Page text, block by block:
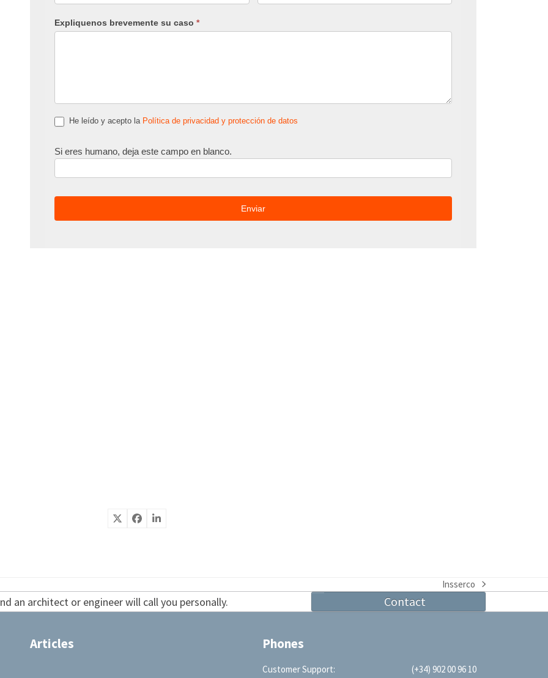
Expliquenos brevemente su caso *
He leído y acepto la Política de privacidad y protección de datos
Si eres humano, deja este campo en blanco.
next
Insserco
an architect or engineer will call you personally. Contact
Articles Phones
Customer Support:
(+34) 902 00 96 10